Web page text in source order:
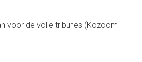
voor de volle tribunes (Kozoom